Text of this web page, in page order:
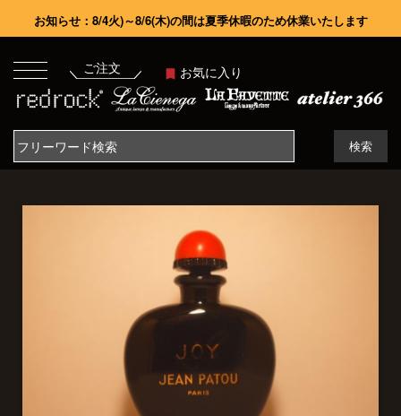
お知らせ：8/4火)～8/6(木)の間は夏季休暇のため休業いたします
ご注文 お気に入り
検索